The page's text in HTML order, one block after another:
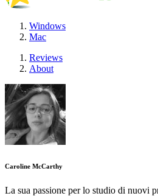
Windows
Mac
Reviews
About
Caroline McCarthy
La sua passione per lo studio di nuovi